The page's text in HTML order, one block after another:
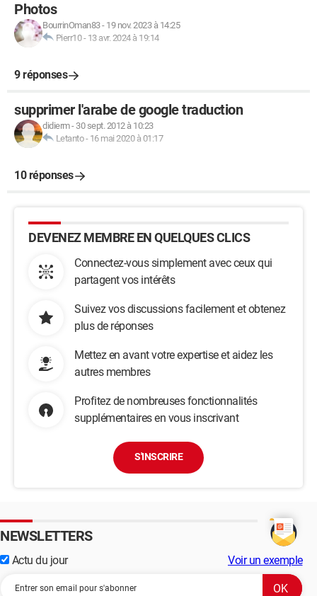
Photos
BourrinOman83- 19 nov. 2023 à 14:25
Pierr10- 13 avr. 2024 à 19:14
9 réponses
supprimer l'arabe de google traduction
didierm- 30 sept. 2012 à 10:23
Letanto- 16 mai 2020 à 01:17
10 réponses
DEVENEZ MEMBRE EN QUELQUES CLICS
Connectez-vous simplement avec ceux qui
partagent vos intérêts
Suivez vos discussions facilement et obtenez
plus de réponses
Mettez en avant votre expertise et aidez les
autres membres
Profitez de nombreuses fonctionnalités
supplémentaires en vous inscrivant
S'INSCRIRE
NEWSLETTERS
Actu du jour Voir un exemple